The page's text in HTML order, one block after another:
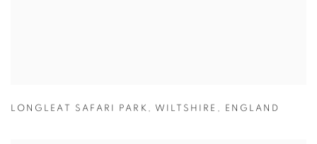
LONGLEAT SAFARI PARK WILTSHIRE ENGLAND